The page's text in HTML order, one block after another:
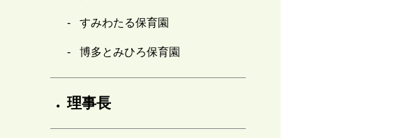
すみわたる保育園
博多とみひろ保育園
理事長